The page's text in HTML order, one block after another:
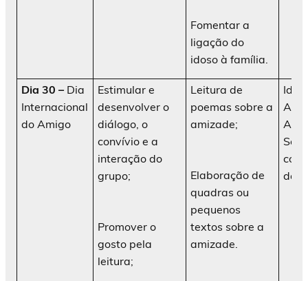
Fomentar a
ligação do
idoso à família.
Dia 30 – Dia
Internacional
do Amigo
Estimular e
desenvolver o
diálogo, o
convívio e a
interação do
grupo;
Promover o
gosto pela
leitura;
Leitura de
poemas sobre a
amizade;
Elaboração de
quadras ou
pequenos
textos sobre a
amizade.
da